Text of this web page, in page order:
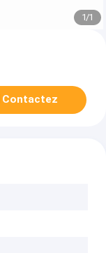
1/1
Contactez